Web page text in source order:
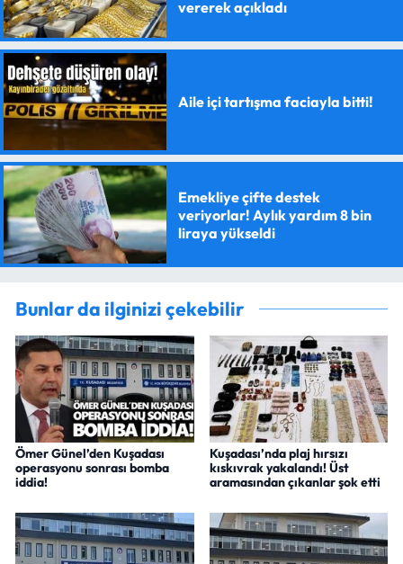
vererek açıkladı
Aile içi tartışma faciayla bitti!
Emekliye çifte destek
veriyorlar! Aylık yardım 8 bin
liraya yükseldi
Bunlar da ilginizi çekebilir
Ömer Günel’den Kuşadası
operasyonu sonrası bomba
iddia!
Kuşadası’nda plaj hırsızı
kıskıvrak yakalandı! Üst
aramasından çıkanlar şok etti